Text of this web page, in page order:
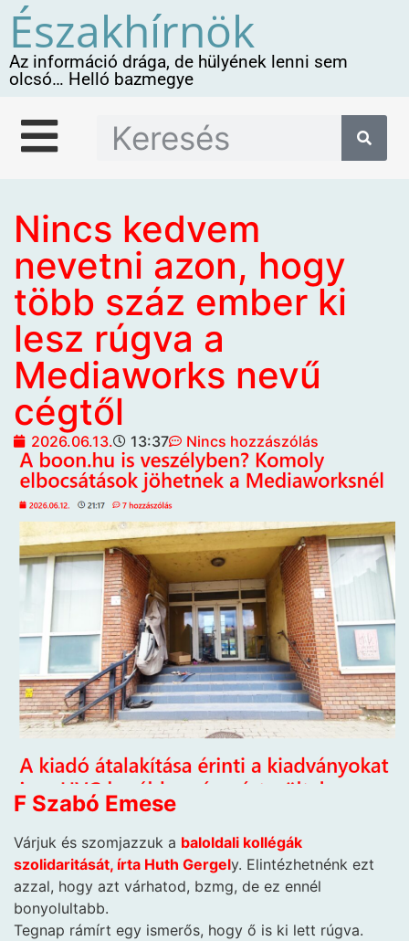
Északhírnök
Az információ drága, de hülyének lenni sem
olcsó… Helló bazmegye
Nincs kedvem
nevetni azon, hogy
több száz ember ki
lesz rúgva a
Mediaworks nevű
cégtől
2026.06.13. 13:37 Nincs hozzászólás
F Szabó Emese
Várjuk és szomjazzuk a baloldali kollégák
szolidaritását, írta Huth Gergely. Elintézhetnénk ezt
azzal, hogy azt várhatod, bzmg, de ez ennél
bonyolultabb.
Tegnap rámírt egy ismerős, hogy ő is ki lett rúgva.